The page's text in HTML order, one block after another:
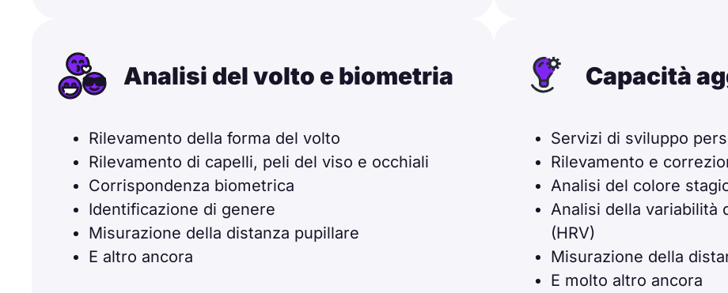
Analisi del volto e biometria
Rilevamento della forma del volto
Rilevamento di capelli, peli del viso e occhiali
Corrispondenza biometrica
Identificazione di genere
Misurazione della distanza pupillare
E altro ancora
Capacità
Servizi di sviluppo
Rilevamento e
Analisi del colore
Analisi della variabilità
(HRV)
Misurazione della
E molto altro ancora